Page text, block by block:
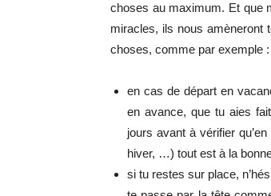
choses au maximum. Et que
miracles, ils nous
choses, comme par exemple :
en cas de départ en
en avance, que tu aies
jours avant à vérifier
hiver, …) tout est à la
si tu restes sur place,